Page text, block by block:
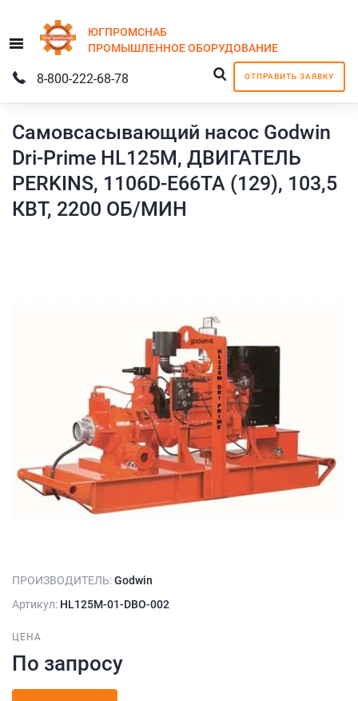
Menu
ЮГПРОМСНАБ
ПРОМЫШЛЕННОЕОБОРУДОВАНИЕ
ОТПРАВИТЬ ЗАЯВКУ
8-800-222-68-78
Самовсасывающий насос Godwin
Dri-Prime HL125M, ДВИГАТЕЛЬ
PERKINS, 1106D-E66TA (129), 103,5
КВТ, 2200 ОБ/МИН
ПРОИЗВОДИТЕЛЬ:Godwin
Артикул: HL125M‐01‐DBO‐002
ЦЕНА
По запросу